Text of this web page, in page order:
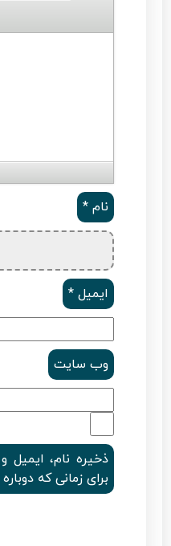
نام*
ایمیل*
وب‌ سایت
ذخیره نام، ایمیل
برای زمانی که